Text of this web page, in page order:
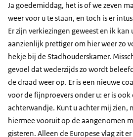
Ja goedemiddag, het is of we zeven
weer voor u te staan, en toch is er
Er zijn verkiezingen geweest en ik kan
aanzienlijk prettiger om hier weer zo
hekje bij de Stadhouderskamer.
gevoel dat wederzijds zo wordt
de draad weer op. Er is een nieuwe
voor de fijnproevers onder u: er is ook
achterwandje. Kunt u achter mij zien,
hiermee vooruit op de aangenomen
gisteren. Alleen de Europese vlag zit